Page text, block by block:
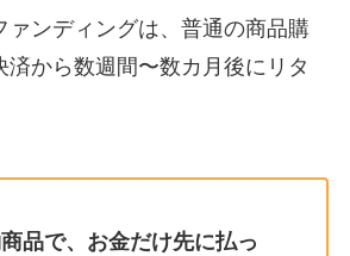
ァンディングは、普通の商品購
済から数週間〜数カ月後にリタ
商品で、お金だけ先に払っ